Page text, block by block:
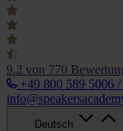
9.2 von 770
+49 800 589 5006
Deutsch